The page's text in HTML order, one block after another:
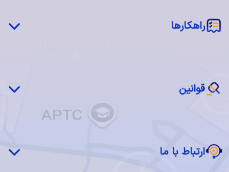
سرور فیزیکی اختصاصی (MaaS)
نرم‌افزار ابری (SaaS)
‌‌راهکارها
ابر خصوصی چکاوک
قوانین
قوانین و مقررات استفاده از سرویس ها
قانون تجارت الکترونیک
ارتباط با ما